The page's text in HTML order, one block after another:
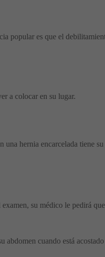
popular es que el
a colocar en su lugar.
una hernia encarcelada tiene
su médico le pedirá
cuando está